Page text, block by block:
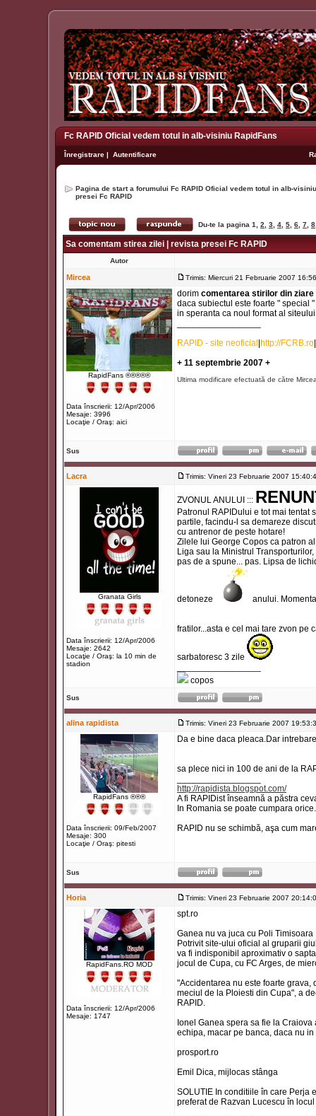
Fc RAPID Oficial vedem totul in alb-visiniu RapidFans
Înregistrare | Autentificare
Pagina de start a forumului Fc RAPID Oficial vedem totul in alb-
presei Fc RAPID
Du-te la pagina 1 2 3 4 5 6 7 8
Sa comentam stirea zilei | revista presei Fc RAPID
Autor
Mircea Trimis: Miercuri 21 Februarie 2007
RapidFans ®®®®®
Data înscrierii: 12/Apr/2006
Mesaje: 3996
Locaţie / Oraş: aici
dorim comentarea stirilor din ziare
daca subiectul este foarte " special
in speranta ca noul format al
RAPID - site neoficial http://FCRB.ro
+ 11 septembrie 2007 +
Ultima modificare efectuată de către
Sus
Lacra Trimis: Vineri 23 Februarie 2007
Granata Girls
Data înscrierii: 12/Apr/2006
Mesaje: 2642
Locaţie / Oraş: la 10 min de
stadion
ZVONUL ANULUI :::
Patronul RAPIDului e tot mai tentat
partile, facindu-l sa demareze
cu antrenor de peste hotare!
Zilele lui George Copos ca patron
Liga sau la Ministrul
pas de a spune... pas. Lipsa de
detoneze anului.
fratilor...asta e cel mai tare zvon pe
sarbatoresc 3 zile
copos
Sus
alina rapidista Trimis: Vineri 23 Februarie 2007
RapidFans ®®®
Data înscrierii: 09/Feb/2007
Mesaje: 300
Locaţie / Oraş: pitesti
Da e bine daca pleaca.Dar
sa plece nici in 100 de ani de la
http://rapidista.blogspot.com/
A fi RAPIDist înseamnă a păstra
In Romania se poate cumpara
RAPID nu se schimbă, aşa cum
Sus
Horia Trimis: Vineri 23 Februarie 2007
RapidFans.RO MOD
Data înscrierii: 12/Apr/2006
Mesaje: 1747
spt.ro
Ganea nu va juca cu Poli Timisoara
Potrivit site-ului oficial al gruparii
va fi indisponibil aproximativ o
jocul de Cupa, cu FC Arges, de
"Accidentarea nu este foarte
meciul de la Ploiesti din Cupa", a
RAPID.
Ionel Ganea spera sa fie la
echipa, macar pe banca, daca nu
prosport.ro
Emil Dica, mijlocas stânga
SOLUTIE In conditiile în care Perja
preferat de Razvan Lucescu în